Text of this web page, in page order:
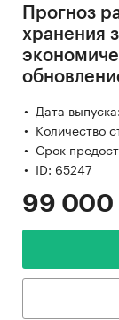
Прогноз
хранения
Дата
Количество
Срок
ID: 65247
99 000